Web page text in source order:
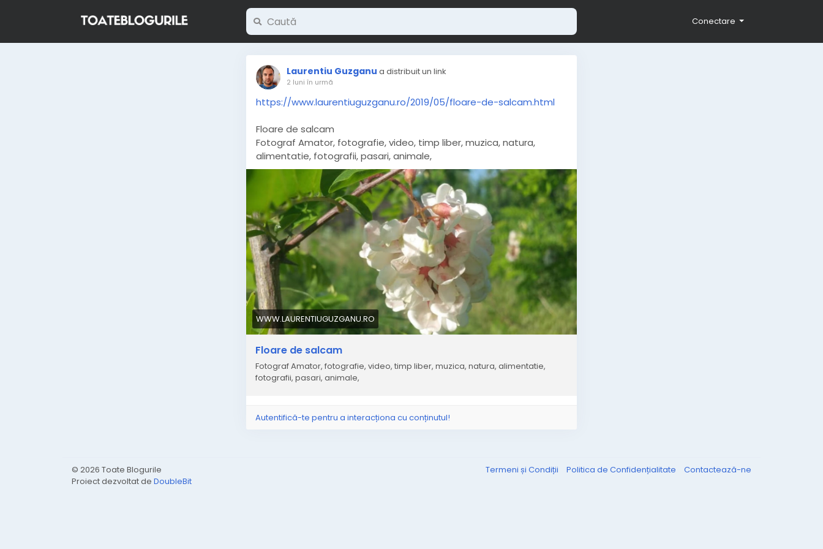
Conectare
Laurentiu Guzganu a distribuit un link
2 luni în urmă
https://www.laurentiuguzganu.ro/2019/05/floare-de-salcam.html
Floare de salcam
Fotograf Amator, fotografie, video, timp liber, muzica, natura,
alimentatie, fotografii, pasari, animale,
WWW.LAURENTIUGUZGANU.RO
Floare de salcam
Fotograf Amator, fotografie, video, timp liber, muzica, natura, alimentatie,
fotografii, pasari, animale,
Autentifică-te pentru a interacționa cu conținutul!
© 2026 Toate Blogurile
Proiect dezvoltat de DoubleBit
Termeni și Condiții Politica de Confidențialitate Contactează-ne